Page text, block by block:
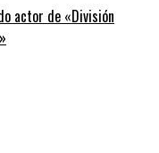
actor de «División